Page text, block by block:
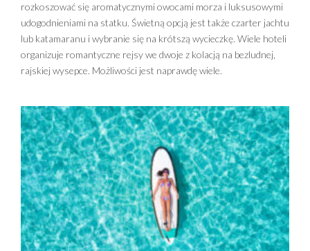
rozkoszować się aromatycznymi owocami morza i luksusowymi
udogodnieniami na statku. Świetną opcją jest także czarter jachtu
lub katamaranu i wybranie się na krótszą wycieczkę. Wiele hoteli
organizuje romantyczne rejsy we dwoje z kolacją na bezludnej,
rajskiej wysepce. Możliwości jest naprawdę wiele.